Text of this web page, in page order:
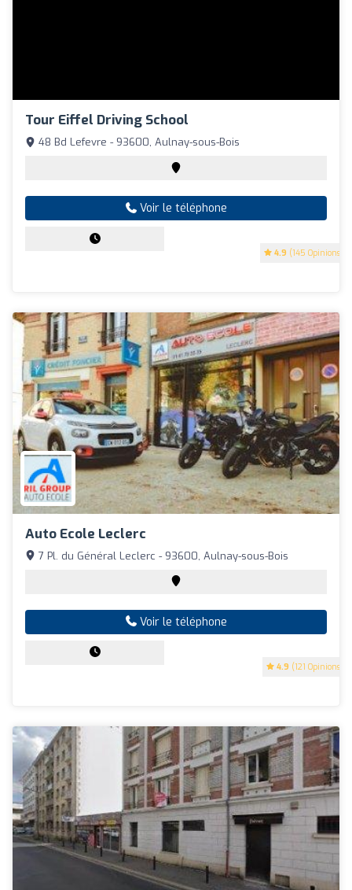
Tour Eiffel Driving School
4.9 (145 Opinions)
48 Bd Lefevre - 93600, Aulnay-sous-Bois
Voir le téléphone
Auto Ecole Leclerc
4.9 (121 Opinions)
7 Pl. du Général Leclerc - 93600, Aulnay-sous-Bois
Voir le téléphone